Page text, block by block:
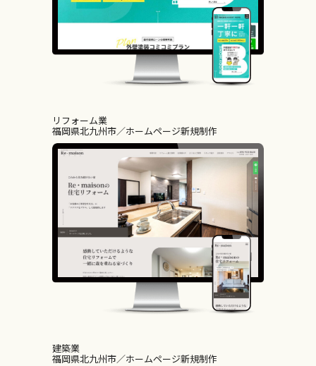
リフォーム業
福岡県北九州市 ホームページ新規制作
建築業
福岡県北九州市 ホームページ新規制作